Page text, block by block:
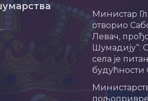
Министар
отворио
Левач,
Шумадију“:
села је
будућности